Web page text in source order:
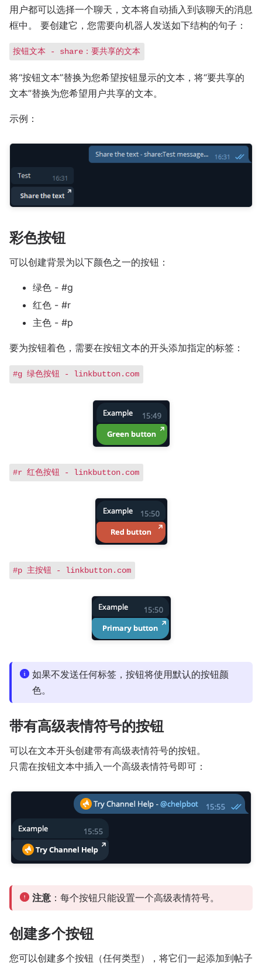
用户都可以选择一个聊天，文本将自动插入到该聊天的消息
框中。 要创建它，您需要向机器人发送如下结构的句子：
按钮文本 - share：要共享的文本
将“按钮文本”替换为您希望按钮显示的文本，将“要共享的
文本”替换为您希望用户共享的文本。
示例：
彩色按钮
可以创建背景为以下颜色之一的按钮：
绿色 - #g
红色 - #r
主色 - #p
要为按钮着色，需要在按钮文本的开头添加指定的标签：
#g 绿色按钮 - linkbutton.com
#r 红色按钮 - linkbutton.com
#p 主按钮 - linkbutton.com
如果不发送任何标签，按钮将使用默认的按钮颜
色。
带有高级表情符号的按钮
可以在文本开头创建带有高级表情符号的按钮。
只需在按钮文本中插入一个高级表情符号即可：
注意 ：每个按钮只能设置一个高级表情符号。
创建多个按钮
您可以创建多个按钮（任何类型），将它们一起添加到帖子